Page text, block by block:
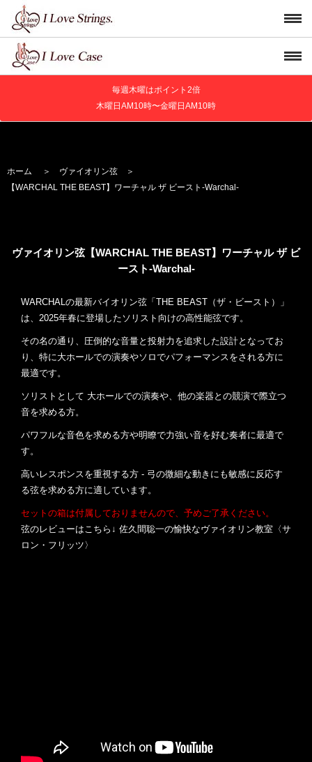
毎週木曜はポイント2倍
木曜日AM10時〜金曜日AM10時
ホーム ＞ ヴァイオリン弦 ＞
【WARCHAL THE BEAST】ワーチャル ザ ビースト-Warchal-
ヴァイオリン弦【WARCHAL THE BEAST】ワーチャル ザ ビ
ースト-Warchal-
WARCHALの最新バイオリン弦「THE BEAST（ザ・ビースト）」
は、2025年春に登場したソリスト向けの高性能弦です。
その名の通り、圧倒的な音量と投射力を追求した設計となってお
り、特に大ホールでの演奏やソロでパフォーマンスをされる方に
最適です。
ソリストとして 大ホールでの演奏や、他の楽器との競演で際立つ
音を求める方。
パワフルな音色を求める方や明瞭で力強い音を好む奏者に最適で
す。
高いレスポンスを重視する方 - 弓の微細な動きにも敏感に反応す
る弦を求める方に適しています。
セットの箱は付属しておりませんので、予めご了承ください。
弦のレビューはこちら↓ 佐久間聡一の愉快なヴァイオリン教室〈サ
ロン・フリッツ〉